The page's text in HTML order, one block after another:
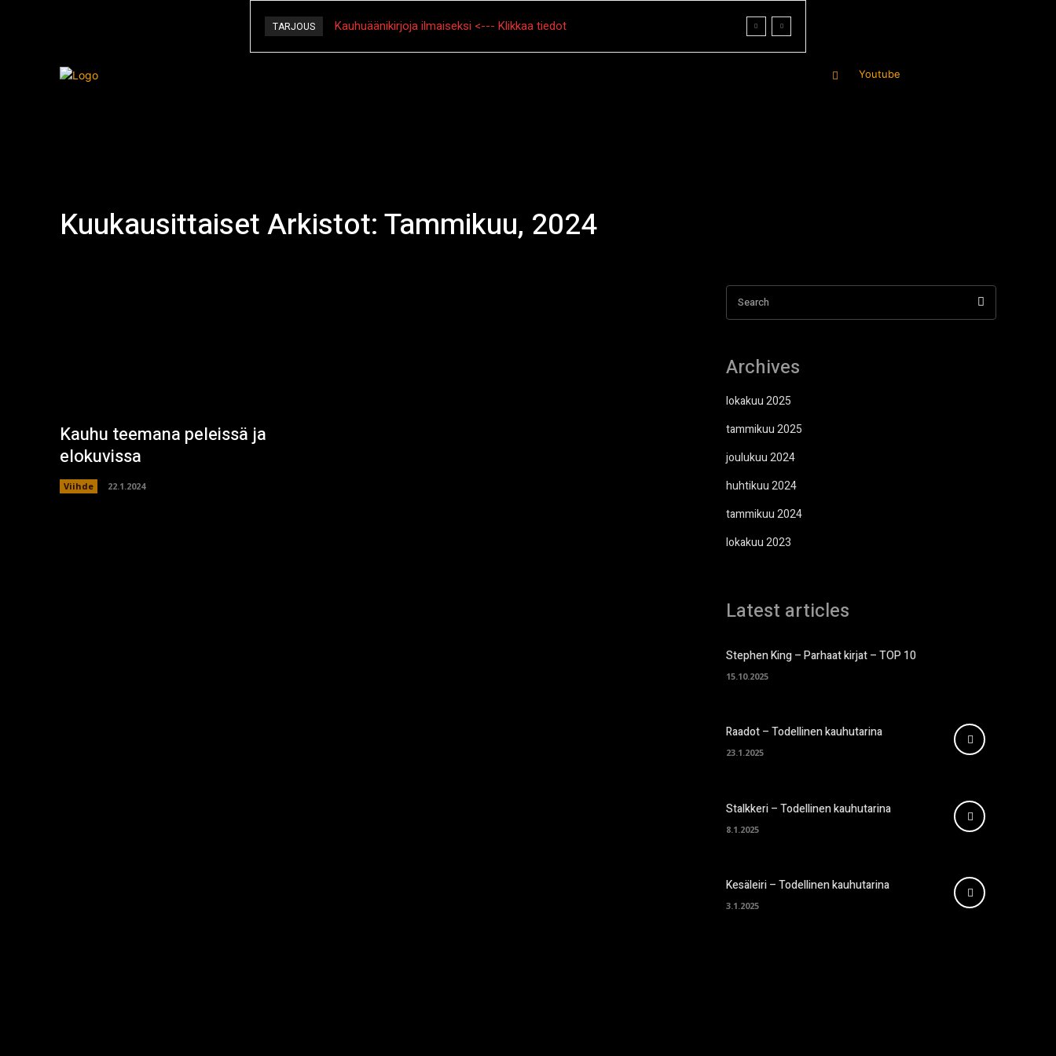
TARJOUS Kauhuäänikirjoja ilmaiseksi <--- Klikkaa tiedot
Youtube
Kuukausittaiset Arkistot: Tammikuu, 2024
Kauhu teemana peleissä ja
elokuvissa
Viihde 22.1.2024
Search
Archives
lokakuu 2025
tammikuu 2025
joulukuu 2024
huhtikuu 2024
tammikuu 2024
lokakuu 2023
Latest articles
Stephen King – Parhaat kirjat – TOP 10
15.10.2025
Raadot – Todellinen kauhutarina
23.1.2025
Stalkkeri – Todellinen kauhutarina
8.1.2025
Kesäleiri – Todellinen kauhutarina
3.1.2025